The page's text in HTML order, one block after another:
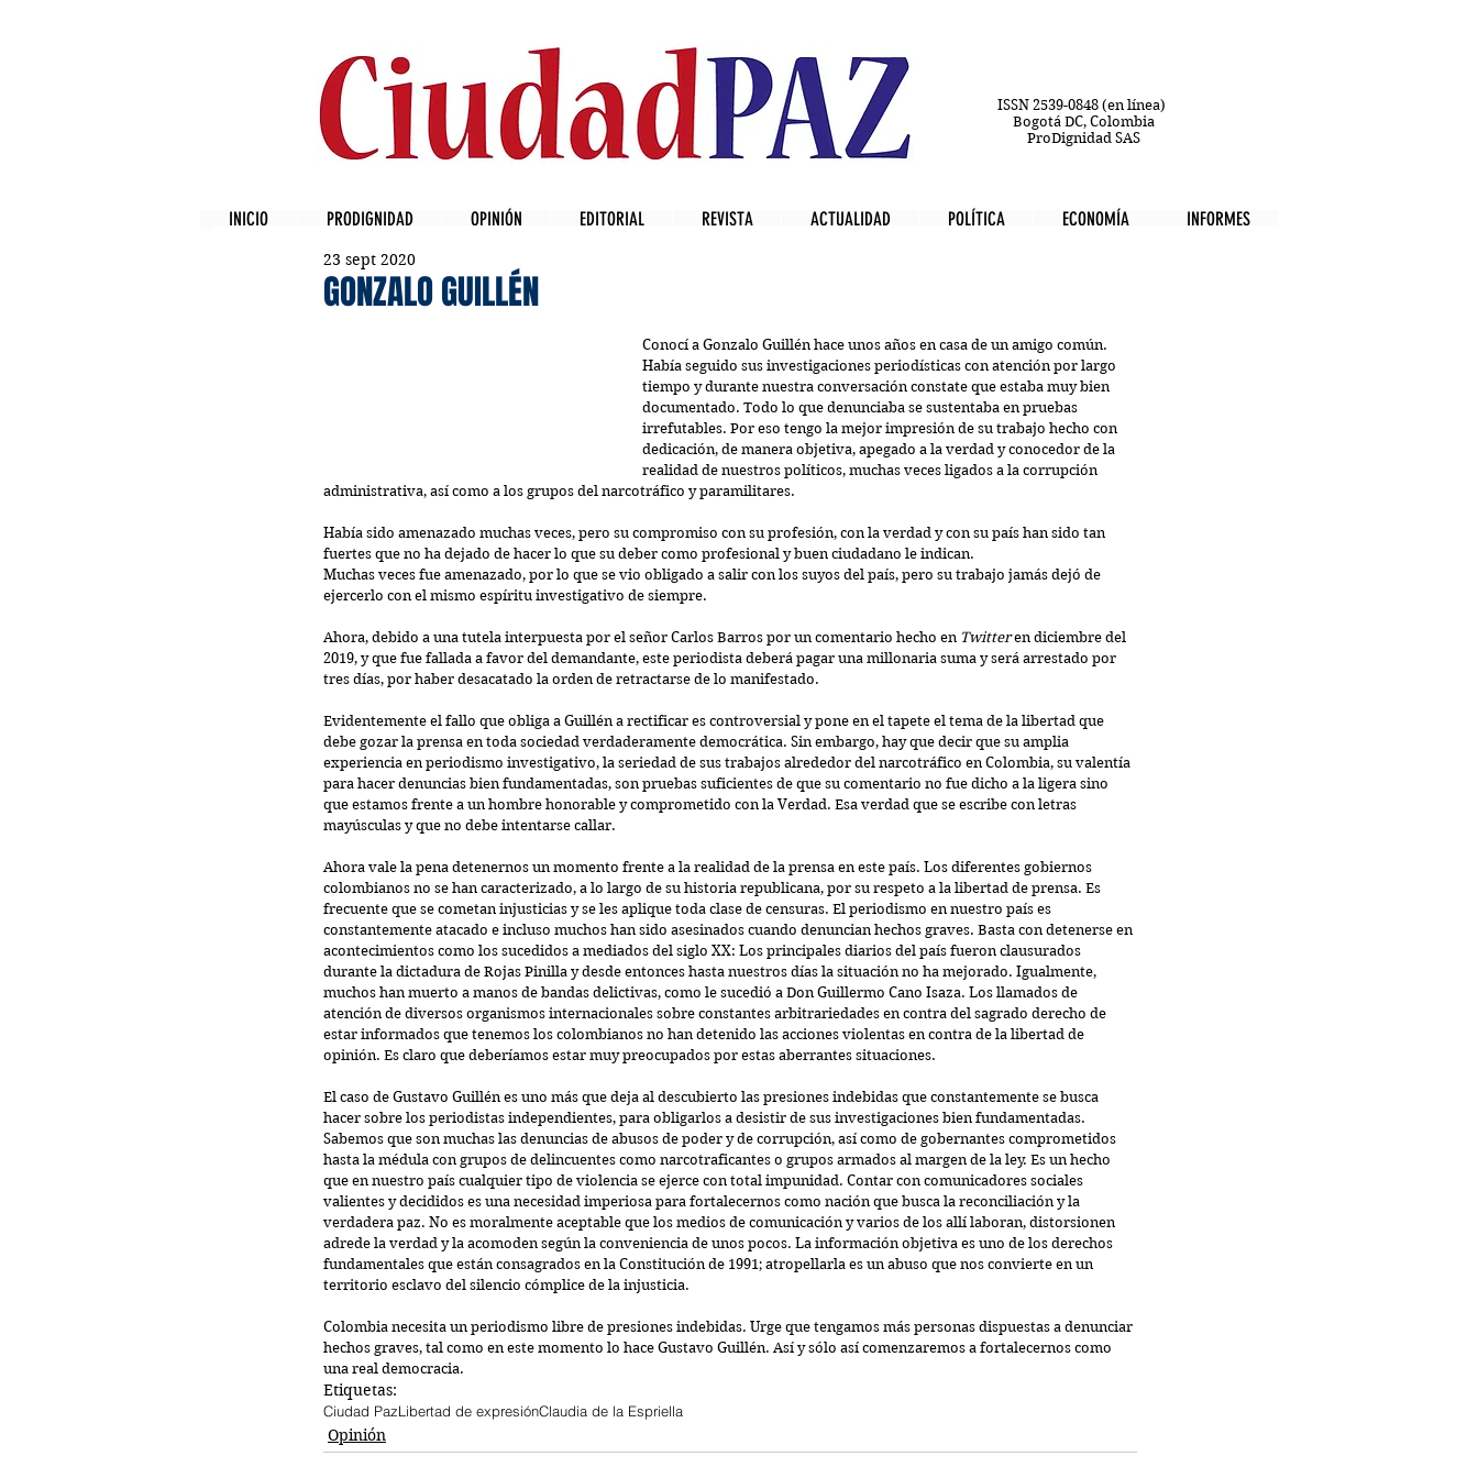
ISSN 2539-0848 (en línea)
Bogotá DC, Colombia
ProDignidad SAS
INICIO PRODIGNIDAD OPINIÓN EDITORIAL REVISTA ACTUALIDAD POLÍTICA ECONOMÍA INFORMES
GONZALO GUILLÉN
23 sept 2020
Conocí a Gonzalo Guillén hace unos años en casa de un amigo común.
Había seguido sus investigaciones periodísticas con atención por largo
tiempo y durante nuestra conversación constate que estaba muy bien
documentado. Todo lo que denunciaba se sustentaba en pruebas
irrefutables. Por eso tengo la mejor impresión de su trabajo hecho con
dedicación, de manera objetiva, apegado a la verdad y conocedor de la
realidad de nuestros políticos, muchas veces ligados a la corrupción
administrativa, así como a los grupos del narcotráfico y paramilitares.
Había sido amenazado muchas veces, pero su compromiso con su profesión, con la verdad y con su país han sido tan
fuertes que no ha dejado de hacer lo que su deber como profesional y buen ciudadano le indican.
Muchas veces fue amenazado, por lo que se vio obligado a salir con los suyos del país, pero su trabajo jamás dejó de
ejercerlo con el mismo espíritu investigativo de siempre.
Ahora, debido a una tutela interpuesta por el señor Carlos Barros por un comentario hecho en Twitter en diciembre del
2019, y que fue fallada a favor del demandante, este periodista deberá pagar una millonaria suma y será arrestado por
tres días, por haber desacatado la orden de retractarse de lo manifestado.
Evidentemente el fallo que obliga a Guillén a rectificar es controversial y pone en el tapete el tema de la libertad que
debe gozar la prensa en toda sociedad verdaderamente democrática. Sin embargo, hay que decir que su amplia
experiencia en periodismo investigativo, la seriedad de sus trabajos alrededor del narcotráfico en Colombia, su valentía
para hacer denuncias bien fundamentadas, son pruebas suficientes de que su comentario no fue dicho a la ligera sino
que estamos frente a un hombre honorable y comprometido con la Verdad. Esa verdad que se escribe con letras
mayúsculas y que no debe intentarse callar.
Ahora vale la pena detenernos un momento frente a la realidad de la prensa en este país. Los diferentes gobiernos
colombianos no se han caracterizado, a lo largo de su historia republicana, por su respeto a la libertad de prensa. Es
frecuente que se cometan injusticias y se les aplique toda clase de censuras. El periodismo en nuestro país es
constantemente atacado e incluso muchos han sido asesinados cuando denuncian hechos graves. Basta con detenerse en
acontecimientos como los sucedidos a mediados del siglo XX: Los principales diarios del país fueron clausurados
durante la dictadura de Rojas Pinilla y desde entonces hasta nuestros días la situación no ha mejorado. Igualmente,
muchos han muerto a manos de bandas delictivas, como le sucedió a Don Guillermo Cano Isaza. Los llamados de
atención de diversos organismos internacionales sobre constantes arbitrariedades en contra del sagrado derecho de
estar informados que tenemos los colombianos no han detenido las acciones violentas en contra de la libertad de
opinión. Es claro que deberíamos estar muy preocupados por estas aberrantes situaciones.
El caso de Gustavo Guillén es uno más que deja al descubierto las presiones indebidas que constantemente se busca
hacer sobre los periodistas independientes, para obligarlos a desistir de sus investigaciones bien fundamentadas.
Sabemos que son muchas las denuncias de abusos de poder y de corrupción, así como de gobernantes comprometidos
hasta la médula con grupos de delincuentes como narcotraficantes o grupos armados al margen de la ley. Es un hecho
que en nuestro país cualquier tipo de violencia se ejerce con total impunidad. Contar con comunicadores sociales
valientes y decididos es una necesidad imperiosa para fortalecernos como nación que busca la reconciliación y la
verdadera paz. No es moralmente aceptable que los medios de comunicación y varios de los allí laboran, distorsionen
adrede la verdad y la acomoden según la conveniencia de unos pocos. La información objetiva es uno de los derechos
fundamentales que están consagrados en la Constitución de 1991; atropellarla es un abuso que nos convierte en un
territorio esclavo del silencio cómplice de la injusticia.
Colombia necesita un periodismo libre de presiones indebidas. Urge que tengamos más personas dispuestas a denunciar
hechos graves, tal como en este momento lo hace Gustavo Guillén. Así y sólo así comenzaremos a fortalecernos como
una real democracia.
Etiquetas:
Ciudad PazLibertad de expresiónClaudia de la Espriella
Opinión